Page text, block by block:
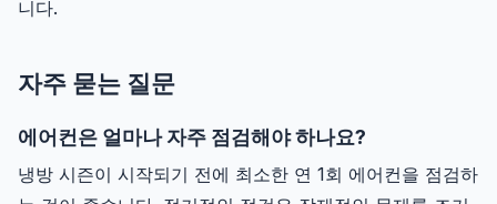
니다.
자주 묻는 질문
에어컨은 얼마나 자주 점검해야 하나요?
냉방 시즌이 시작되기 전에 최소한 연 1회 에어컨을 점검하